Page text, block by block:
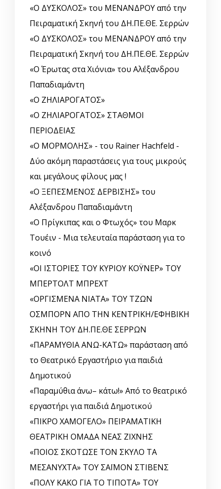
«Ο ΔΥΣΚΟΛΟΣ» του ΜΕΝΑΝΔΡΟΥ από την
Πειραματική Σκηνή του ΔΗ.ΠΕ.ΘΕ. Σερρών
«Ο ΔΥΣΚΟΛΟΣ» του ΜΕΝΑΝΔΡΟΥ από την
Πειραματική Σκηνή του ΔΗ.ΠΕ.ΘΕ. Σερρών
«Ο Έρωτας στα Χιόνια» του Αλέξανδρου
Παπαδιαμάντη
«Ο ΖΗΛΙΑΡΟΓΑΤΟΣ»
«Ο ΖΗΛΙΑΡΟΓΑΤΟΣ» ΣΤΑΘΜΟΙ
ΠΕΡΙΟΔΕΙΑΣ
«Ο ΜΟΡΜΟΛΗΣ» - του Rainer Hachfeld -
Δύο ακόμη παραστάσεις για τους μικρούς
και μεγάλους φίλους μας !
«Ο ΞΕΠΕΣΜΕΝΟΣ ΔΕΡΒΙΣΗΣ» του
Αλέξανδρου Παπαδιαμάντη
«Ο Πρίγκιπας και ο Φτωχός» του Μαρκ
Τουέιν - Μια τελευταία παράσταση για το
κοινό
«ΟΙ ΙΣΤΟΡΙΕΣ ΤΟΥ ΚΥΡΙΟΥ ΚΟΫΝΕΡ» ΤΟΥ
ΜΠΕΡΤΟΛΤ ΜΠΡΕΧΤ
«ΟΡΓΙΣΜΕΝΑ ΝΙΑΤΑ» ΤΟΥ ΤΖΩΝ
ΟΣΜΠΟΡΝ ΑΠΟ ΤΗΝ ΚΕΝΤΡΙΚΗ/ΕΦΗΒΙΚΗ
ΣΚΗΝΗ ΤΟΥ ΔΗ.ΠΕ.ΘΕ ΣΕΡΡΩΝ
«ΠΑΡΑΜΥΘΙΑ ΑΝΩ-ΚΑΤΩ» παράσταση από
το Θεατρικό Εργαστήριο για παιδιά
Δημοτικού
«Παραμύθια άνω– κάτω!» Από το θεατρικό
εργαστήρι για παιδιά Δημοτικού
«ΠΙΚΡΟ ΧΑΜΟΓΕΛΟ» ΠΕΙΡΑΜΑΤΙΚΗ
ΘΕΑΤΡΙΚΗ ΟΜΑΔΑ ΝΕΑΣ ΖΙΧΝΗΣ
«ΠΟΙΟΣ ΣΚΟΤΩΣΕ ΤΟΝ ΣΚΥΛΟ ΤΑ
ΜΕΣΑΝΥΧΤΑ» ΤΟΥ ΣΑΪΜΟΝ ΣΤΙΒΕΝΣ
«ΠΟΛΥ ΚΑΚΟ ΓΙΑ ΤΟ ΤΙΠΟΤΑ» ΤΟΥ